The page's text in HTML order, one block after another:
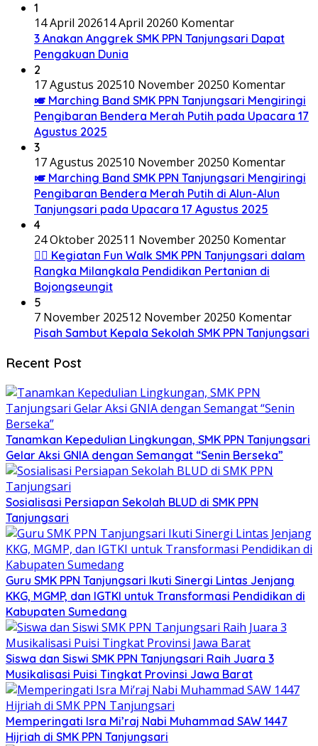
1
14 April 202614 April 20260 Komentar
3 Anakan Anggrek SMK PPN Tanjungsari Dapat
Pengakuan Dunia
2
17 Agustus 202510 November 20250 Komentar
🎺 Marching Band SMK PPN Tanjungsari Mengiringi
Pengibaran Bendera Merah Putih pada Upacara 17
Agustus 2025
3
17 Agustus 202510 November 20250 Komentar
🎺 Marching Band SMK PPN Tanjungsari Mengiringi
Pengibaran Bendera Merah Putih di Alun-Alun
Tanjungsari pada Upacara 17 Agustus 2025
4
24 Oktober 202511 November 20250 Komentar
🚶‍♂️ Kegiatan Fun Walk SMK PPN Tanjungsari dalam
Rangka Milangkala Pendidikan Pertanian di
Bojongseungit
5
7 November 202512 November 20250 Komentar
Pisah Sambut Kepala Sekolah SMK PPN Tanjungsari
Recent Post
Tanamkan Kepedulian Lingkungan, SMK PPN Tanjungsari
Gelar Aksi GNIA dengan Semangat “Senin Berseka”
Sosialisasi Persiapan Sekolah BLUD di SMK PPN
Tanjungsari
Guru SMK PPN Tanjungsari Ikuti Sinergi Lintas Jenjang
KKG, MGMP, dan IGTKI untuk Transformasi Pendidikan di
Kabupaten Sumedang
Siswa dan Siswi SMK PPN Tanjungsari Raih Juara 3
Musikalisasi Puisi Tingkat Provinsi Jawa Barat
Memperingati Isra Mi’raj Nabi Muhammad SAW 1447
Hijriah di SMK PPN Tanjungsari